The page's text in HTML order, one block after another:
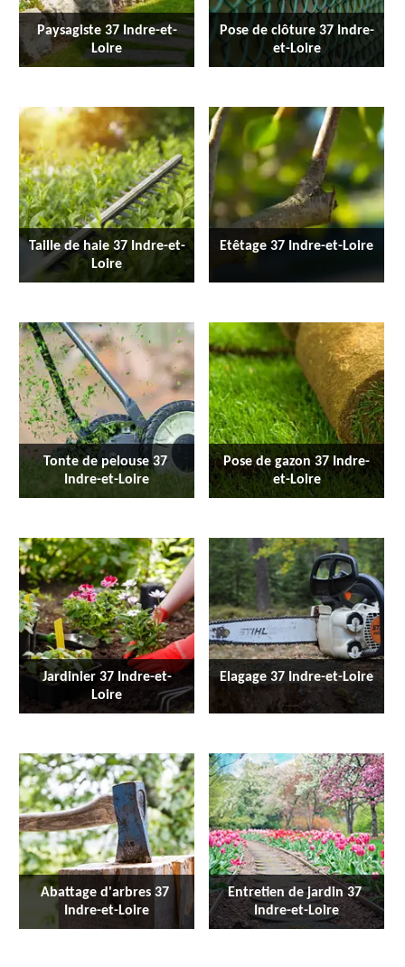
Paysagiste 37 Indre-et-
Loire
Pose de clôture 37 Indre-
et-Loire
Taille de haie 37 Indre-et-
Loire
Etêtage 37 Indre-et-Loire
Tonte de pelouse 37
Indre-et-Loire
Pose de gazon 37 Indre-
et-Loire
Jardinier 37 Indre-et-
Loire
Elagage 37 Indre-et-Loire
Abattage d'arbres 37
Indre-et-Loire
Entretien de jardin 37
Indre-et-Loire